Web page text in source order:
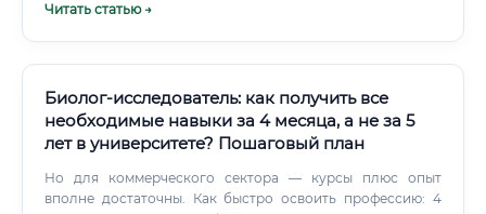
процессов, использующих живые организмы
Читать статью →
Биолог-исследователь: как получить все
необходимые навыки за 4 месяца, а не за 5
лет в университете? Пошаговый план
Но для коммерческого сектора — курсы плюс опыт
вполне достаточны. Как быстро освоить профессию: 4